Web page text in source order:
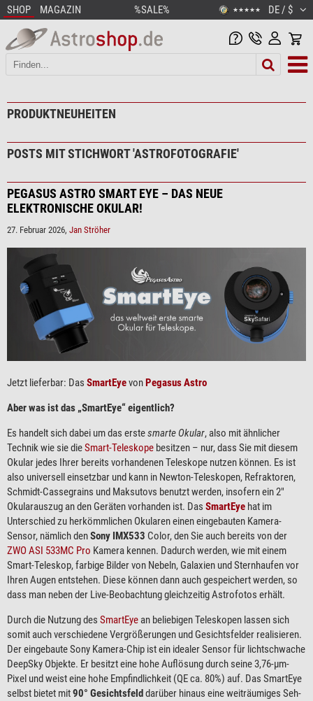
SHOP MAGAZIN %SALE% ★★★★★ DE / $
PRODUKTNEUHEITEN
POSTS MIT STICHWORT 'ASTROFOTOGRAFIE'
PEGASUS ASTRO SMART EYE – DAS NEUE
ELEKTRONISCHE OKULAR!
27. Februar 2026, Jan Ströher
Jetzt lieferbar: Das SmartEyevon Pegasus Astro
Aber was ist das „SmartEye“ eigentlich?
Es handelt sich dabei um das erstesmarte Okular, also mit ähnlicher
Technik wie sie dieSmart-Teleskope besitzen – nur, dass Sie mit diesem
Okular jedes Ihrer bereits vorhandenen Teleskope nutzen können. Es ist
also universell einsetzbar und kann in Newton-Teleskopen, Refraktoren,
Schmidt-Cassegrains und Maksutovs benutzt werden, insofern ein 2″
Okularauszug an den Geräten vorhanden ist. Das SmartEye hat im
Unterschied zu herkömmlichen Okularen einen eingebauten Kamera-
Sensor, nämlich denSony IMX533 Color, den Sie auch bereits von der
ZWO ASI 533MC Pro Kamera kennen. Dadurch werden, wie mit einem
Smart-Teleskop, farbige Bilder von Nebeln, Galaxien und Sternhaufen vor
Ihren Augen entstehen. Diese können dann auch gespeichert werden, so
dass man neben der Live-Beobachtung gleichzeitig Astrofotos erhält.
Durch die Nutzung des SmartEye an beliebigen Teleskopen lassen sich
somit auch verschiedene Vergrößerungen und Gesichtsfelder realisieren.
Der eingebaute Sony Kamera-Chip ist ein idealer Sensor für lichtschwache
DeepSky Objekte. Er besitzt eine hohe Auflösung durch seine 3,76-µm-
Pixel und weist eine hohe Empfindlichkeit (QE ca. 80%) auf. Das SmartEye
selbst bietet mit90° Gesichtsfeld darüber hinaus eine weiträumiges Seh-